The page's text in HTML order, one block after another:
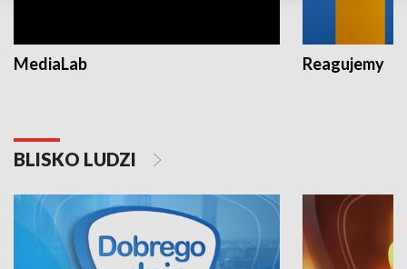
MediaLab Reagujemy
BLISKO LUDZI